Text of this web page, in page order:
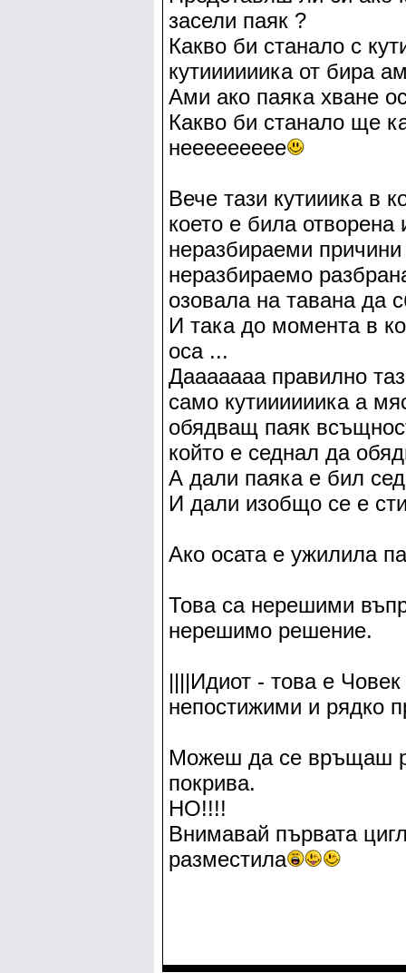
засели паяк ?
Какво би станало с
кутиииииика от бира
Ами ако паяка хване
Какво би станало ще
неееееееее
Вече тази кутииика в
което е била отворена
неразбираеми причини
неразбираемо
озовала на тавана да
И така до момента в
оса ...
Дааааааа правилно
само кутиииииика а
обядващ паяк
който е седнал да
А дали паяка е бил
И дали изобщо се е
Ако осата е ужилила
Това са нерешими
нерешимо решение.
||||Идиот - това е
непостижими и рядко
Можеш да се връщаш
покрива.
НО!!!!
Внимавай първата
разместила